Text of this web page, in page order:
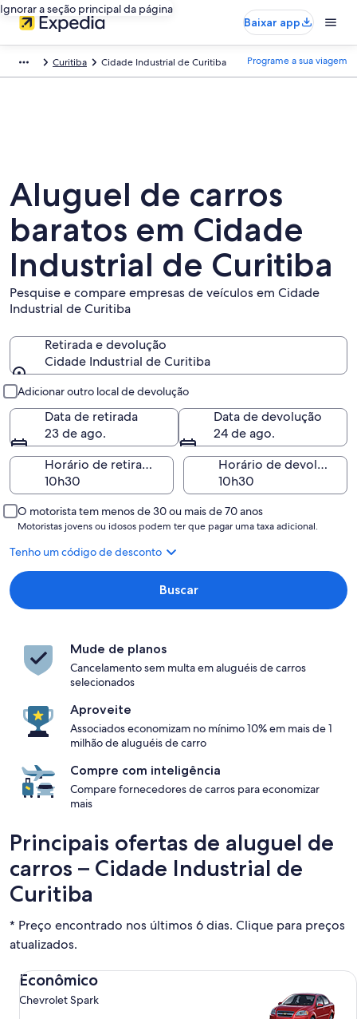
Ignorar a seção principal da página
Baixar app
Curitiba Cidade Industrial de Curitiba Programe a sua viagem
Aluguel de carros
baratos em Cidade
Industrial de Curitiba
Pesquise e compare empresas de veículos em Cidade
Industrial de Curitiba
Retirada e devolução
Cidade Industrial de Curitiba
Adicionar outro local de devolução
Data de retirada
23 de ago.
Data de devolução
24 de ago.
Horário de retirada
Horário de devolução
O motorista tem menos de 30 ou mais de 70 anos
Motoristas jovens ou idosos podem ter que pagar uma taxa adicional.
Tenho um código de desconto
Buscar
Mude de planos
Cancelamento sem multa em aluguéis de carros
selecionados
Aproveite
Associados economizam no mínimo 10% em mais de 1
milhão de aluguéis de carro
Compre com inteligência
Compare fornecedores de carros para economizar
mais
Principais ofertas de aluguel de
carros – Cidade Industrial de
Curitiba
* Preço encontrado nos últimos 6 dias. Clique para preços
atualizados.
Econômico
Chevrolet Spark
Econômico Chevrolet Spark